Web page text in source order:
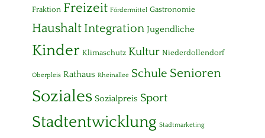
Fraktion Freizeit Fördermittel Gastronomie
Haushalt Integration Jugendliche
Kinder Klimaschutz Kultur Niederdollendorf
Oberpleis Rathaus Rheinallee Schule Senioren
Soziales Sozialpreis Sport
Stadtentwicklung Stadtmarketing